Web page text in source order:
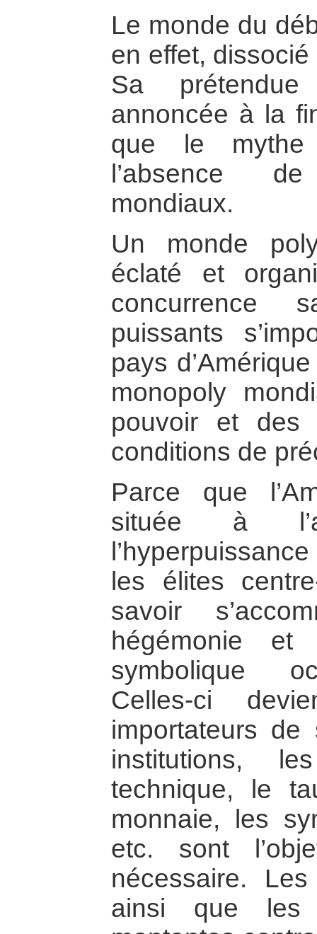
Le monde du
en effet,
Sa
annoncée à la
que le
l’absence
mondiaux.
Un monde
éclaté et
concurrence
puissants
pays
monopoly
pouvoir et des
conditions de
Parce que
située à
les élites
savoir
hégémonie et
symbolique
Celles-ci
importateurs
institutions,
technique, le
monnaie, les
etc. sont
nécessaire.
ainsi que les